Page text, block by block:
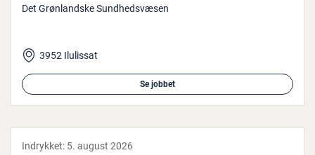
Det Grønlandske Sundhedsvæsen
3952 Ilulissat
Se jobbet
Indrykket: 5. august 2026